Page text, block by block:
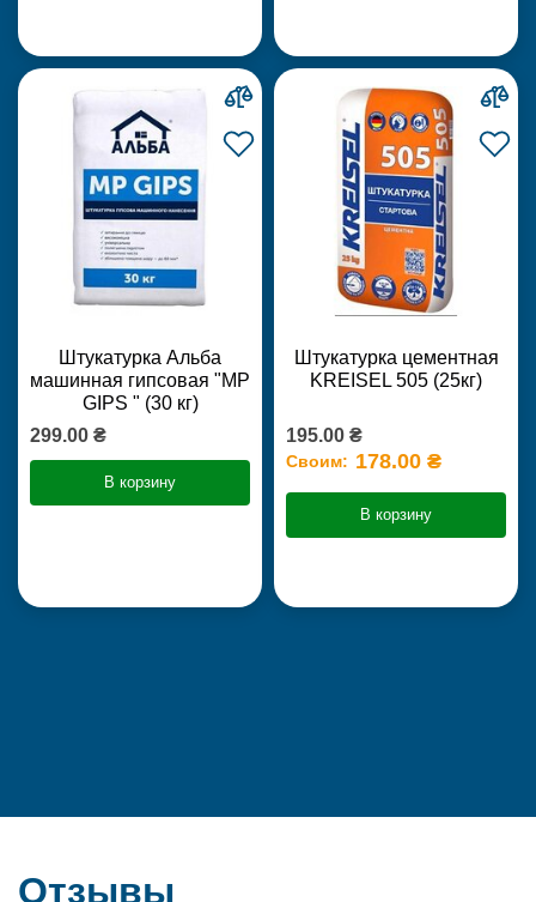
Штукатурка Альба
машинная гипсовая "MP
GIPS " (30 кг)
299.00 ₴
В корзину
Штукатурка цементная
KREISEL 505 (25кг)
195.00 ₴
Своим: 178.00 ₴
В корзину
Отзывы